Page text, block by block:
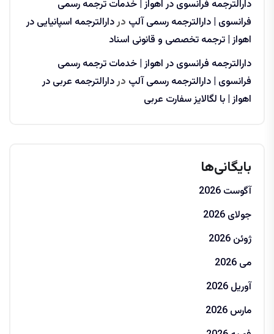
دارالترجمه فرانسوی در اهواز | خدمات ترجمه رسمی
فرانسوی | دارالترجمه رسمی آلپ دردارالترجمه اسپانیایی در
اهواز | ترجمه تخصصی و قانونی اسناد
دارالترجمه فرانسوی در اهواز | خدمات ترجمه رسمی
فرانسوی | دارالترجمه رسمی آلپ دردارالترجمه عربی در
اهواز | با لگالایز سفارت عربی
بایگانی‌ها
آگوست 2026
جولای 2026
ژوئن 2026
می 2026
آوریل 2026
مارس 2026